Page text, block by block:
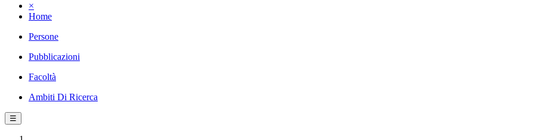
×
Home
Persone
Pubblicazioni
Facoltà
Ambiti Di Ricerca
☰